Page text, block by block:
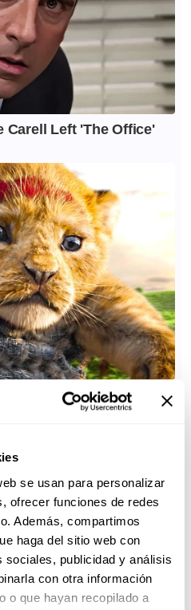
se usan para personalizar
ofrecer funciones de redes
Además, compartimos
haga del sitio web con
sociales, publicidad y análisis
con otra información
o que hayan recopilado a